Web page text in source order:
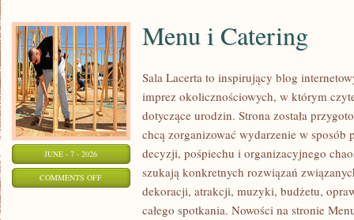
JUNE - 7 - 2026
COMMENTS OFFON
Menu i Catering
Sala Lacerta to inspirujący blog
imprez okolicznościowych, w którym
dotyczące urodzin. Strona została
chcą zorganizować wydarzenie w sposób
decyzji, pośpiechu i organizacyjnego
szukają konkretnych rozwiązań
dekoracji, atrakcji, muzyki, budżetu,
całego spotkania. Nowości na stronie